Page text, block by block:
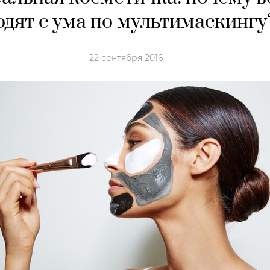
с ума по
22 сентября 2016